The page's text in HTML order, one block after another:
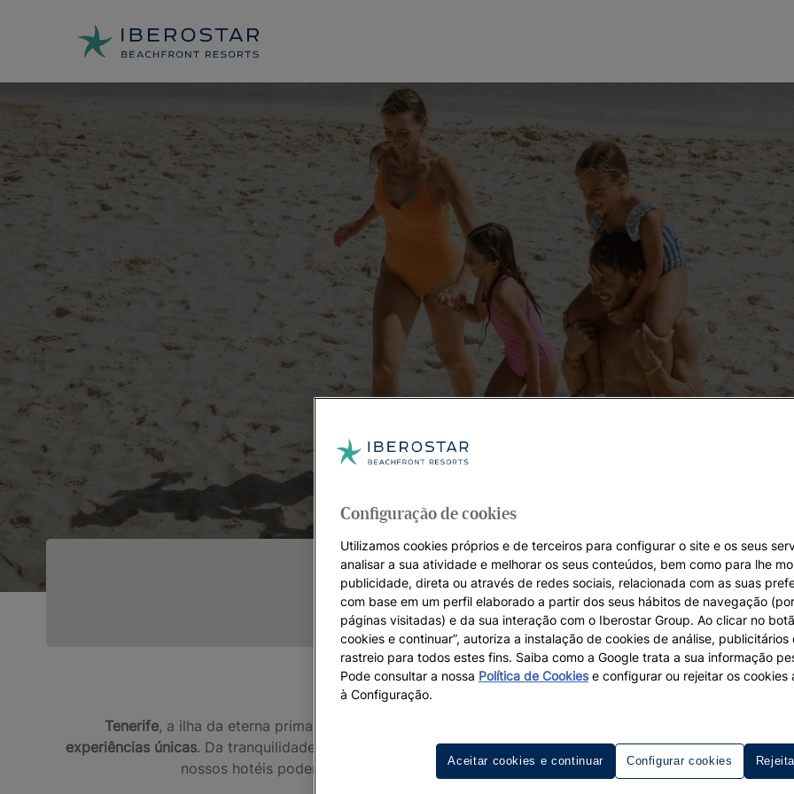
Hotéis 4 estrelas em Tenerife
Tenerife, a ilha da eterna primavera, é o cenário idóneo para viver umas férias memoráveis em
experiências únicas. Da tranquilidade das suas praias à riqueza da sua gastronomia, cada detalhe está
nossos hotéis poderá desfrutar de quartos modernos, piscinas impressionantes e
Configuração de cookies
Utilizamos cookies próprios e de terceiros para configurar o site e os seus
analisar a sua atividade e melhorar os seus conteúdos, bem como para lhe
publicidade, direta ou através de redes sociais, relacionada com as suas
com base em um perfil elaborado a partir dos seus hábitos de navegação
páginas visitadas) e da sua interação com o Iberostar Group. Ao clicar no
cookies e continuar”, autoriza a instalação de cookies de análise, publicitários
rastreio para todos estes fins. Saiba como a Google trata a sua informação
Pode consultar a nossa Política de Cookiese configurar ou rejeitar os cookies
à Configuração.
Configurar cookies
Aceitar cookies e continuar